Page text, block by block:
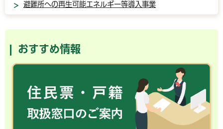
避難所への再生可能エネルギー等導入事業
おすすめ情報